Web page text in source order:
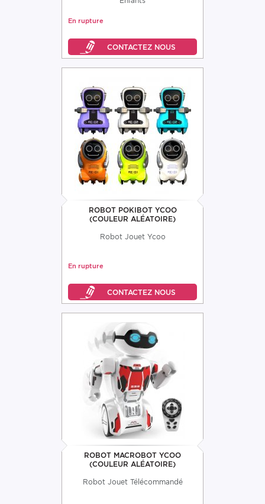
En rupture
ROBOT POKIBOT YCOO
(COULEUR ALÉATOIRE)
Robot Jouet Ycoo
En rupture
ROBOT MACROBOT YCOO
(COULEUR ALÉATOIRE)
Robot Jouet Télécommandé